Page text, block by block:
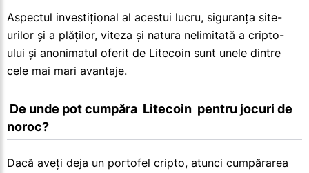
Aspectul investițional al acestui lucru, siguranța site-
urilor și a plăților, viteza și natura nelimitată a cripto-
ului și anonimatul oferit de Litecoin sunt unele dintre
cele mai mari avantaje.
noroc?
Dacă aveți deja un portofel cripto, atunci cumpărarea